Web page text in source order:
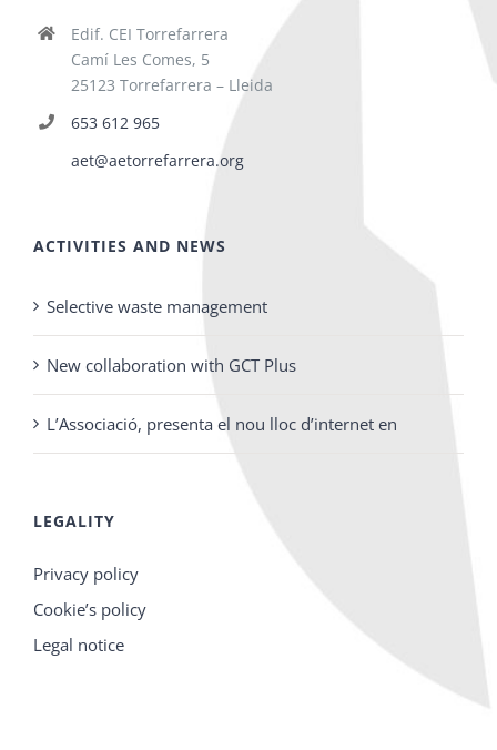
Edif. CEI Torrefarrera
Camí Les Comes, 5
25123 Torrefarrera – Lleida
653 612 965
aet@aetorrefarrera.org
ACTIVITIES AND NEWS
Selective waste management
New collaboration with GCT Plus
L’Associació, presenta el nou lloc d’internet en
LEGALITY
Privacy policy
Cookie’s policy
Legal notice